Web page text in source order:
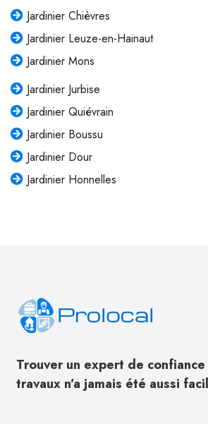
Jardinier Chièvres
Jardinier Leuze-en-Hainaut
Jardinier Mons
Jardinier Jurbise
Jardinier Quiévrain
Jardinier Boussu
Jardinier Dour
Jardinier Honnelles
Trouver un expert de
travaux n’a jamais été aussi